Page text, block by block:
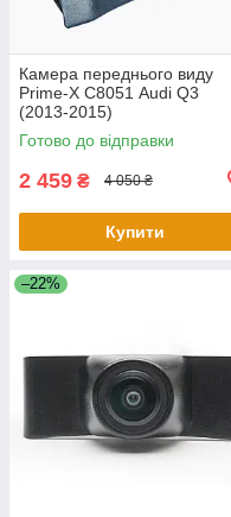
Камера переднього виду
Prime-X С8051 Audi Q3
(2013-2015)
Готово до відправки
2 459 ₴ 4 050 ₴
Купити
–22%